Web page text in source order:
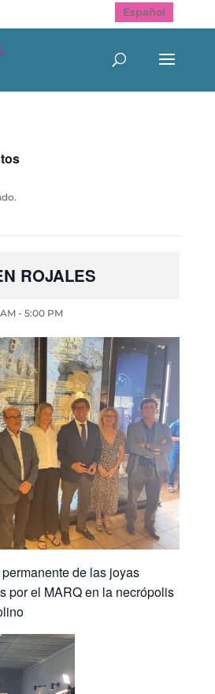
Español
ROJALES
- 5:00 PM
de las joyas
por el MARQen la necrópolis